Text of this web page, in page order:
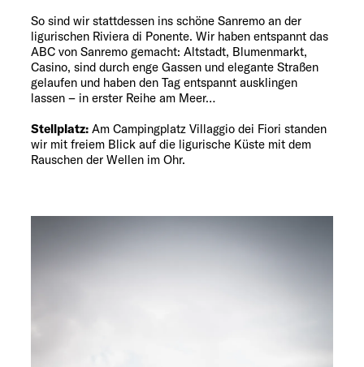
So sind wir stattdessen ins schöne Sanremo an der
ligurischen Riviera di Ponente. Wir haben entspannt das
ABC von Sanremo gemacht: Altstadt, Blumenmarkt,
Casino, sind durch enge Gassen und elegante Straßen
gelaufen und haben den Tag entspannt ausklingen
lassen – in erster Reihe am Meer…
Stellplatz: Am Campingplatz Villaggio dei Fiori standen
wir mit freiem Blick auf die ligurische Küste mit dem
Rauschen der Wellen im Ohr.